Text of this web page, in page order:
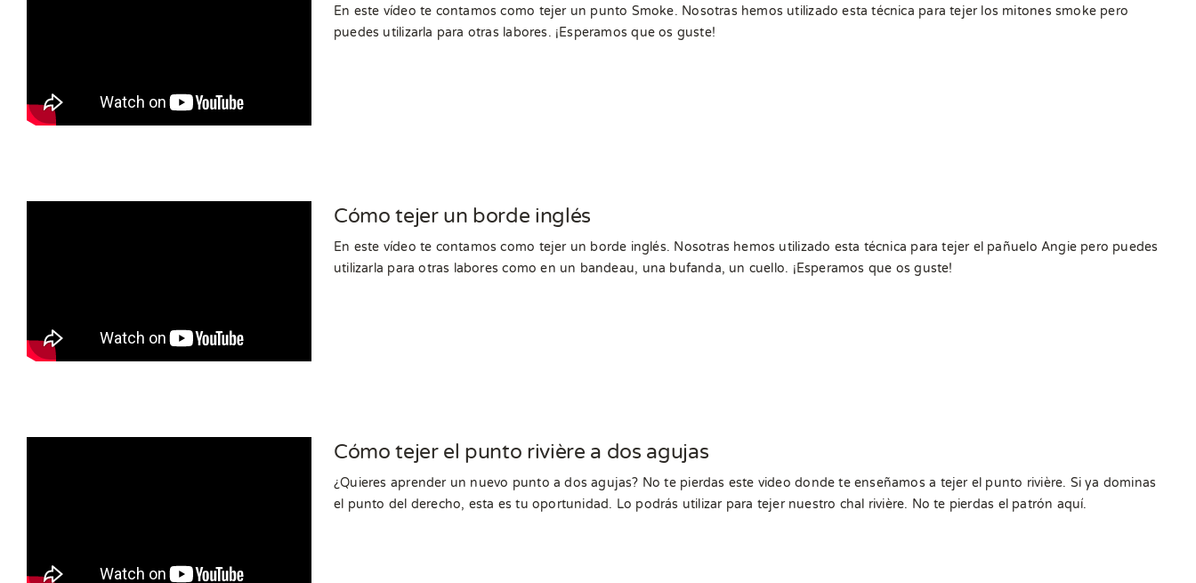
En este vídeo te contamos como tejer un punto Smoke. Nosotras hemos utilizado esta técnica para tejer los mitones smoke pero
puedes utilizarla para otras labores. ¡Esperamos que os guste!
Cómo tejer un borde inglés
En este vídeo te contamos como tejer un borde inglés. Nosotras hemos utilizado esta técnica para tejer el pañuelo Angie pero puedes
utilizarla para otras labores como en un bandeau, una bufanda, un cuello. ¡Esperamos que os guste!
Cómo tejer el punto rivière a dos agujas
¿Quieres aprender un nuevo punto a dos agujas? No te pierdas este video donde te enseñamos a tejer el punto rivière. Si ya dominas
el punto del derecho, esta es tu oportunidad. Lo podrás utilizar para tejer nuestro chal rivière. No te pierdas el patrón aquí.